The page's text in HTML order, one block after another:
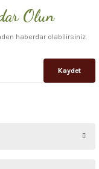
Olun
haberdar olabilirsiniz.
Kaydet